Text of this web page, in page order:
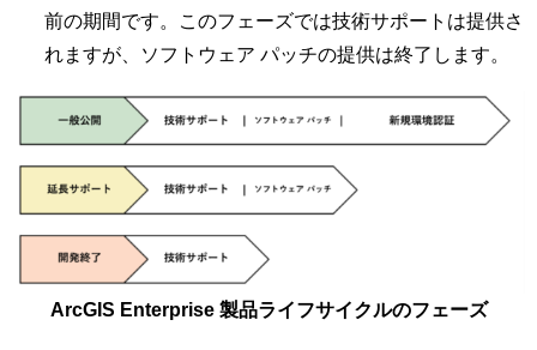
前の期間です。このフェーズでは技術サポートは提供さ
れますが、ソフトウェア パッチの提供は終了します。
ArcGIS Enterprise 製品ライフサイクルのフェーズ